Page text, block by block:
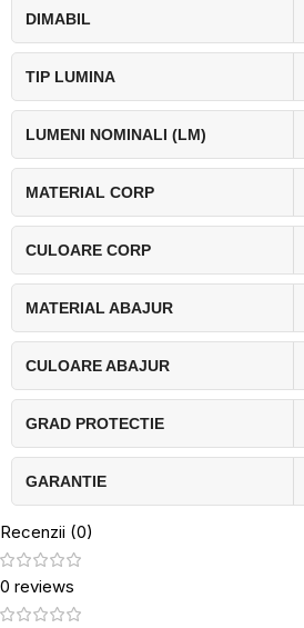
DIMABIL
TIP LUMINA
LUMENI NOMINALI (LM)
MATERIAL CORP
CULOARE CORP
MATERIAL ABAJUR
CULOARE ABAJUR
GRAD PROTECTIE
GARANTIE
Recenzii (0)
0 reviews